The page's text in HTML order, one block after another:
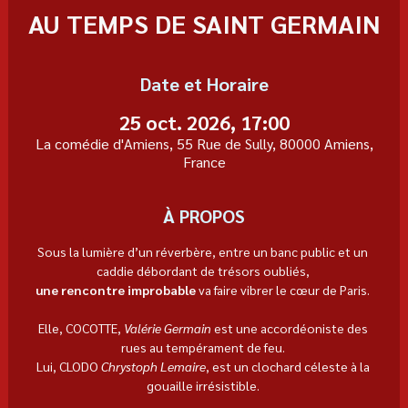
AU TEMPS DE SAINT GERMAIN
Date et Horaire
25 oct. 2026, 17:00
La comédie d'Amiens, 55 Rue de Sully, 80000 Amiens,
France
À PROPOS
Sous la lumière d’un réverbère, entre un banc public et un
caddie débordant de trésors oubliés,
une rencontre improbable va faire vibrer le cœur de Paris.
Elle, COCOTTE, Valérie Germain est une accordéoniste des
rues au tempérament de feu.
Lui, CLODO Chrystoph Lemaire, est un clochard céleste à la
gouaille irrésistible.